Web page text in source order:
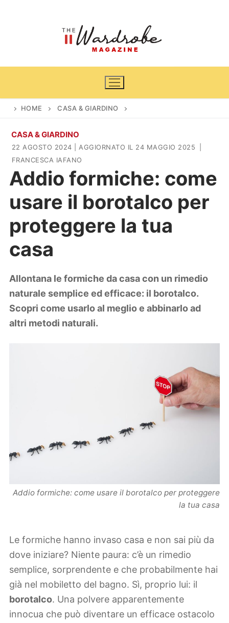
Home
Cinema e TV
Casa & Giardino
Arredamento
Piante e fiori
Zodiaco
HOME CASA & GIARDINO
CASA & GIARDINO
22 AGOSTO 2024 | AGGIORNATO IL 24 MAGGIO 2025
FRANCESCA IAFANO
Addio formiche: come
usare il borotalco per
proteggere la tua
casa
Allontana le formiche da casa con un rimedio
naturale semplice ed efficace: il borotalco.
Scopri come usarlo al meglio e abbinarlo ad
altri metodi naturali.
Addio formiche: come usare il borotalco per proteggere
la tua casa
Le formiche hanno invaso casa e non sai più da
dove iniziare? Niente paura: c’è un rimedio
semplice, sorprendente e che probabilmente hai
già nel mobiletto del bagno. Sì, proprio lui: il
borotalco. Una polvere apparentemente
innocua che può diventare un efficace ostacolo